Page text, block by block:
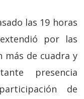
las 19 horas
por las
más de cuadra y
presencia
de